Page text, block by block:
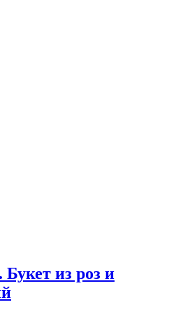
из роз и